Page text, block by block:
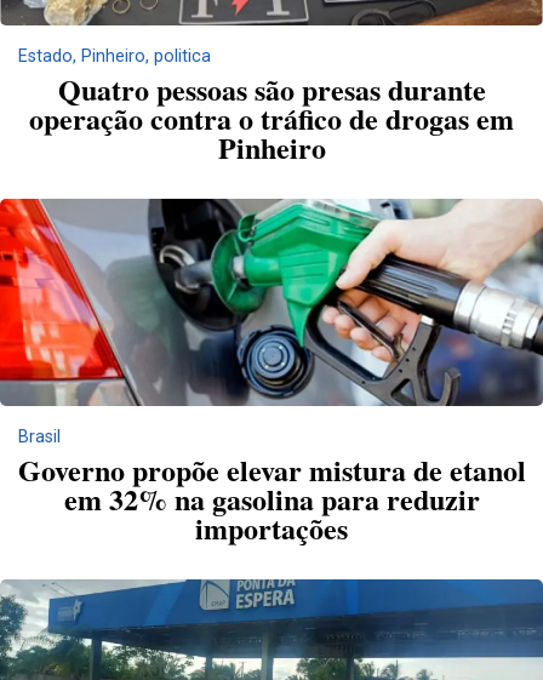
Estado, Pinheiro, politica
Quatro pessoas são presas durante
operação contra o tráfico de drogas em
Pinheiro
Brasil
Governo propõe elevar mistura de etanol
em 32% na gasolina para reduzir
importações